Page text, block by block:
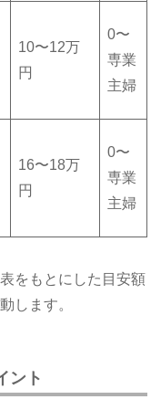
10〜12万
円
0〜
専業
主婦
16〜18万
円
0〜
専業
主婦
をもとにした目安額
します。
ント